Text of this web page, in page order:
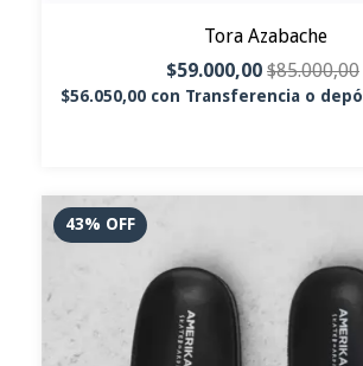
Tora Azabache
$59.000,00 $85.000,00
$56.050,00 con Transferencia o
43% OFF